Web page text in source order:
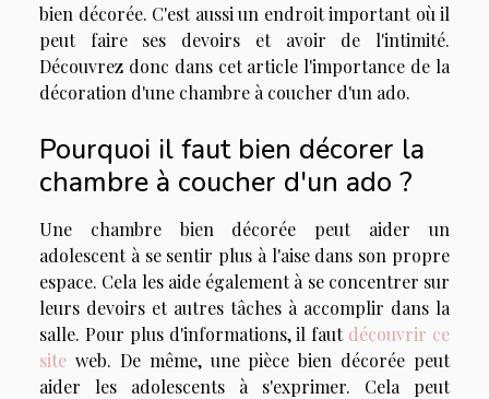
bien décorée. C'est aussi un endroit important où il
peut faire ses devoirs et avoir de l'intimité.
Découvrez donc dans cet article l'importance de la
décoration d'une chambre à coucher d'un ado.
Pourquoi il faut bien décorer la
chambre à coucher d'un ado ?
Une chambre bien décorée peut aider un
adolescent à se sentir plus à l'aise dans son propre
espace. Cela les aide également à se concentrer sur
leurs devoirs et autres tâches à accomplir dans la
salle. Pour plus d'informations, il faut découvrir ce
site web. De même, une pièce bien décorée peut
aider les adolescents à s'exprimer. Cela peut